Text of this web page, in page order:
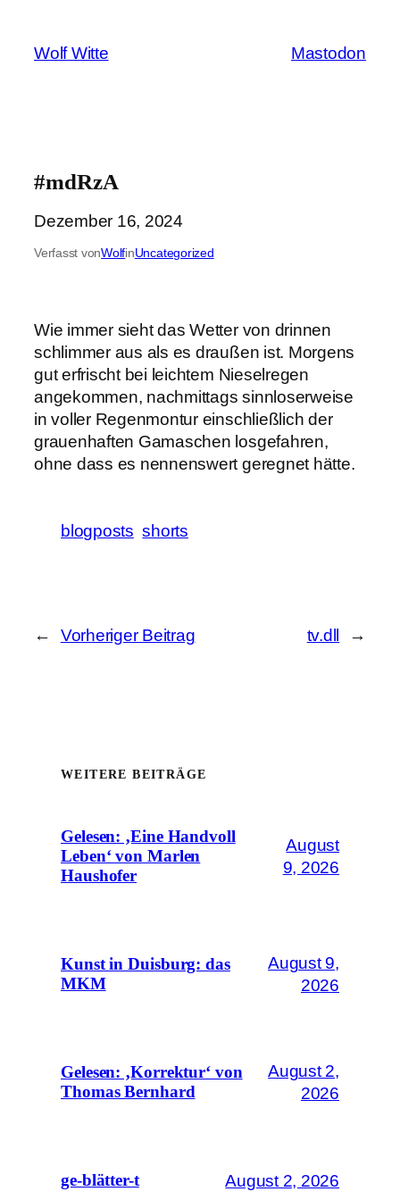
springen
Wolf Witte Mastodon
#mdRzA
Dezember 16, 2024
Verfasst vonWolfinUncategorized
Wie immer sieht das Wetter von drinnen
schlimmer aus als es draußen ist. Morgens
gut erfrischt bei leichtem Nieselregen
angekommen, nachmittags sinnloserweise
in voller Regenmontur einschließlich der
grauenhaften Gamaschen losgefahren,
ohne dass es nennenswert geregnet hätte.
blogposts shorts
← Vorheriger Beitrag tv.dll →
WEITERE BEITRÄGE
Gelesen: ‚Eine Handvoll
Leben‘ von Marlen
Haushofer
August
9, 2026
Kunst in Duisburg: das
MKM
August 9,
2026
Gelesen: ‚Korrektur‘ von
Thomas Bernhard
August 2,
2026
ge-blätter-t August 2, 2026